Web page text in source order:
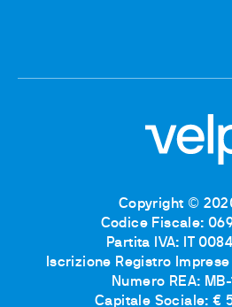
Copyright ©
Codice Fiscale:
Partita IVA: IT
Iscrizione Registro Imprese
Numero REA:
Capitale Sociale: €